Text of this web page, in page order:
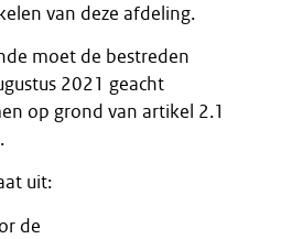
van deze afdeling.
moet de bestreden
2021 geacht
op grond van artikel 2.1
uit:
de